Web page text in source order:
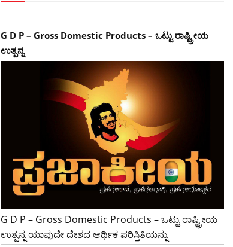
G D P – Gross Domestic Products – ಒಟ್ಟು ರಾಷ್ಟ್ರೀಯ
ಉತ್ಪನ್ನ
G D P – Gross Domestic Products – ಒಟ್ಟು ರಾಷ್ಟ್ರೀಯ
ಉತ್ಪನ್ನ ಯಾವುದೇ ದೇಶದ ಆರ್ಥಿಕ ಪರಿಸ್ತಿತಿಯನ್ನು